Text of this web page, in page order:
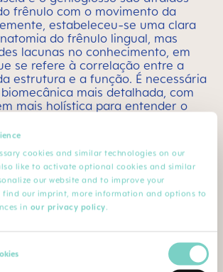
cookies and similar technologies on our
like to activate optional cookies and similar
our website and to improve your
find our imprint, more information and options to
in our privacy policy.
frênulo com o movimento da
estabeleceu-se uma clara
do frênulo lingual, mas
lacunas no conhecimento, em
se refere à correlação entre a
estrutura e a função. É necessária
mais detalhada, com
mais holística para entender o
bebês em relação à função da
à tarefa. Até que mais pesquisas
respostas, recomendo
abordagem clínica ponderada
de outras possíveis causas
na amamentação (por exemplo,
palato ogival etc.) antes de